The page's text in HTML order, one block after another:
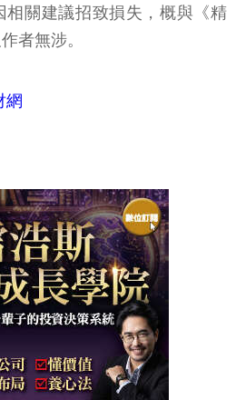
相關建議招致損失，概與《精
者無涉。
網